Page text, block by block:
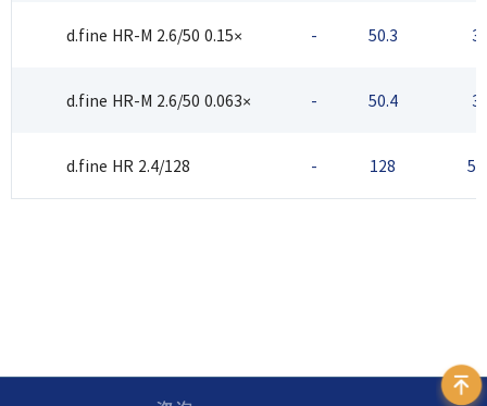
d.fine HR-M 2.6/50 0.15× - 50.3
d.fine HR-M 2.6/50 0.063× - 50.4
d.fine HR 2.4/128 - 128